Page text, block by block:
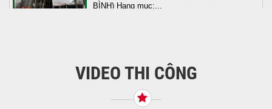
BÌNH) Hạng mục:...
Tiếp nối sự tin tưởng từ quý khách hàng, vừa
qua Công Ty TNHH Thiết Kế Xây Dựng Sao
VIDEO THI CÔNG